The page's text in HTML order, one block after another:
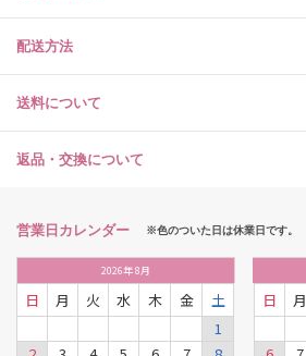
配送方法
送料について
返品・交換について
営業日カレンダー ※色のついた日は休業日です。
2026年8月
日 月 火 水 木 金
土
1
日 月